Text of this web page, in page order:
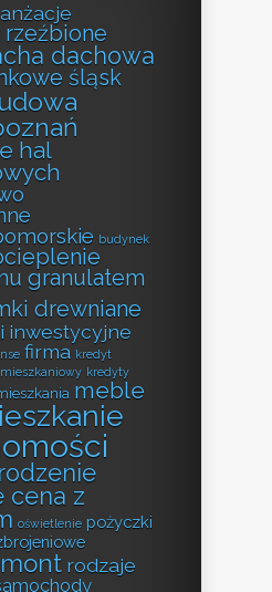
dachowa
śląsk
hal
budynek
granulatem
drewniane
inwestycyjne
firma kredyt
kredyty
meble
cena z
oświetlenie pożyczki
rodzaje